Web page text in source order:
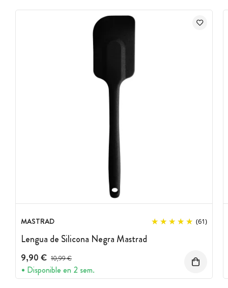
MASTRAD (61)
Lengua de Silicona Negra Mastrad
9,90 € Precio antes del descuento
10,99 €
Disponible en 2 sem.